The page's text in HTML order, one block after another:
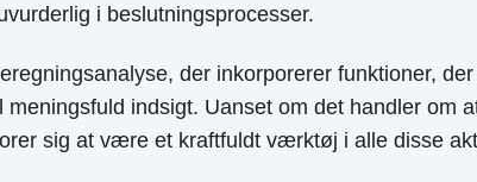
i beslutningsprocesser.
der inkorporerer funktioner,
indsigt. Uanset om det handler om
sig at være et kraftfuldt værktøj i alle disse